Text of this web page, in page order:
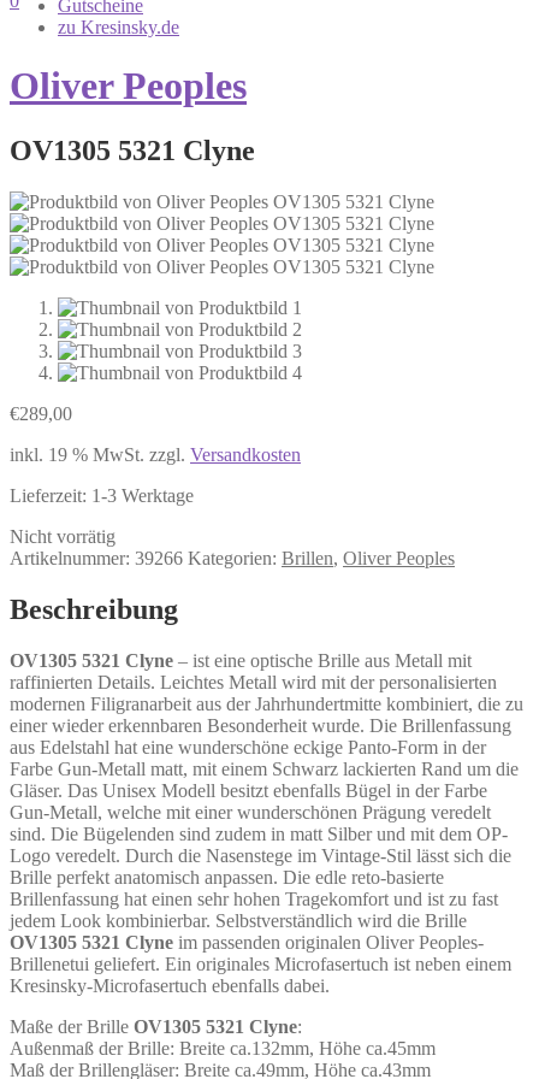
Gutscheine
zu Kresinsky.de
Oliver Peoples
OV1305 5321 Clyne
€289,00
inkl. 19 % MwSt. zzgl. Versandkosten
Lieferzeit: 1-3 Werktage
Nicht vorrätig
Artikelnummer: 39266 Kategorien: Brillen, Oliver Peoples
Beschreibung
OV1305 5321 Clyne – ist eine optische Brille aus Metall mit
raffinierten Details. Leichtes Metall wird mit der personalisierten
modernen Filigranarbeit aus der Jahrhundertmitte kombiniert, die zu
einer wieder erkennbaren Besonderheit wurde. Die Brillenfassung
aus Edelstahl hat eine wunderschöne eckige Panto-Form in der
Farbe Gun-Metall matt, mit einem Schwarz lackierten Rand um die
Gläser. Das Unisex Modell besitzt ebenfalls Bügel in der Farbe
Gun-Metall, welche mit einer wunderschönen Prägung veredelt
sind. Die Bügelenden sind zudem in matt Silber und mit dem OP-
Logo veredelt. Durch die Nasenstege im Vintage-Stil lässt sich die
Brille perfekt anatomisch anpassen. Die edle reto-basierte
Brillenfassung hat einen sehr hohen Tragekomfort und ist zu fast
jedem Look kombinierbar. Selbstverständlich wird die Brille
OV1305 5321 Clyne im passenden originalen Oliver Peoples-
Brillenetui geliefert. Ein originales Microfasertuch ist neben einem
Kresinsky-Microfasertuch ebenfalls dabei.
Maße der Brille OV1305 5321 Clyne:
Außenmaß der Brille: Breite ca.132mm, Höhe ca.45mm
Maß der Brillengläser: Breite ca.49mm, Höhe ca.43mm